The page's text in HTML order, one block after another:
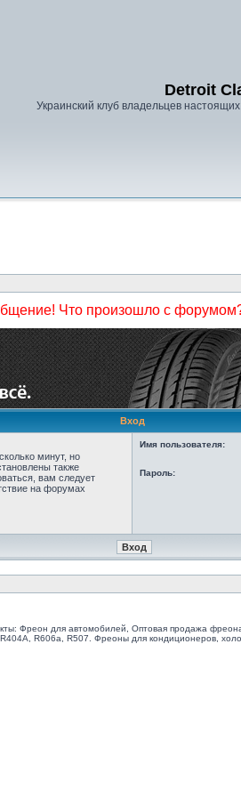
Detroit
Украинский клуб владельцев
Что произошло с
Вход
минут, но
также
вам следует
на форумах
Имя пользователя:
Пароль:
Фреон для автомобилей, Оптовая продажа
R606a, R507. Фреоны для кондиционеров,